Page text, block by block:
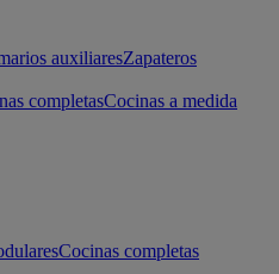
auxiliaresZapateros
completasCocinas a medida
Cocinas completas